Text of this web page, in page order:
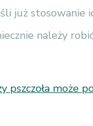
już stosowanie
należy
pszczoła może